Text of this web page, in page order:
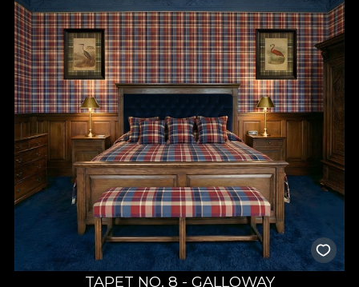
TAPET NO. 8 - GALLOWAY